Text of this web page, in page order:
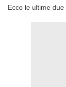
Ecco le ultime due